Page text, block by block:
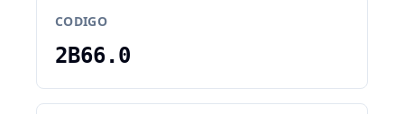
CODIGO
2B66.0